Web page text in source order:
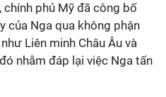
chính phủ Mỹ đã công bố
của Nga qua không phận
Liên minh Châu Âu và
nhằm đáp lại việc Nga tấn